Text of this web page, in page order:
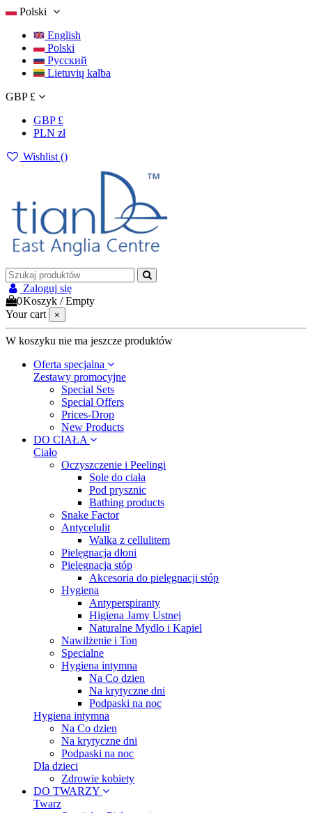
Polski
English
Polski
Русский
Lietuvių kalba
GBP £
GBP £
PLN zł
Wishlist ()
Zaloguj się
0Koszyk /Empty
Your cart
×
W koszyku nie ma jeszcze produktów
Oferta specjalna
Zestawy promocyjne
Special Sets
Special Offers
Prices-Drop
New Products
DO CIAŁA
Ciało
Oczyszczenie i Peelingi
Sole do ciała
Pod prysznic
Bathing products
Snake Factor
Antycelulit
Walka z cellulitem
Pielęgnacja dłoni
Pielęgnacja stóp
Akcesoria do pielęgnacji stóp
Hygiena
Antyperspiranty
Higiena Jamy Ustnej
Naturalne Mydło i Kapiel
Nawilżenie i Ton
Specialne
Hygiena intymna
Na Co dzien
Na krytyczne dni
Podpaski na noc
Hygiena intymna
Na Co dzien
Na krytyczne dni
Podpaski na noc
Dla dzieci
Zdrowie kobiety
DO TWARZY
Twarz